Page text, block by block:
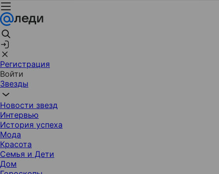
Регистрация
Войти
Звезды
Новости звезд
Интервью
История успеха
Мода
Красота
Семья и Дети
Дом